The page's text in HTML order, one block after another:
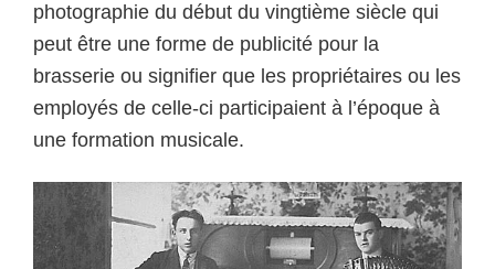
photographie du début du vingtième siècle qui
peut être une forme de publicité pour la
brasserie ou signifier que les propriétaires ou les
employés de celle-ci participaient à l’époque à
une formation musicale.